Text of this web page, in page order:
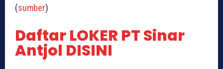
(sumber)
Daftar LOKER PT Sinar
Antjol DISINI